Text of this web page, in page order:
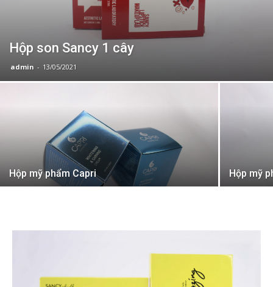
Hộp son Sancy 1 cây
admin - 13/05/2021
Hộp mỹ phẩm Capri Hộp mỹ